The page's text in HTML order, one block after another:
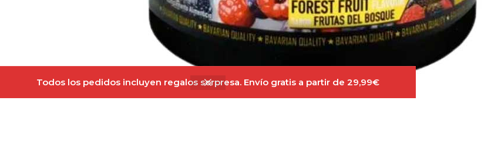
Todos los pedidos incluyen regalos sorpresa. Envío gratis a partir de 29,99€